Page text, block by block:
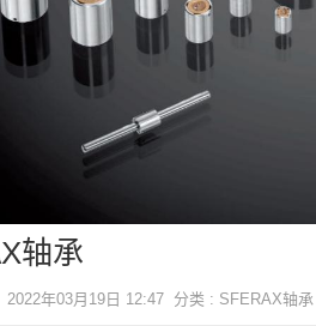
轴承
2022年03月19日 12:47 分类 : SFERAX轴承